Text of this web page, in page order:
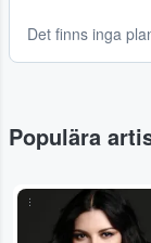
Det finns inga
Populära
...